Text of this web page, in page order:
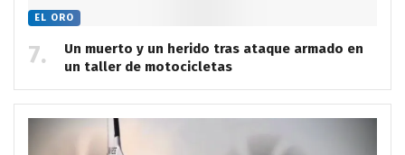
EL ORO
Un muerto y un herido tras ataque armado en
un taller de motocicletas